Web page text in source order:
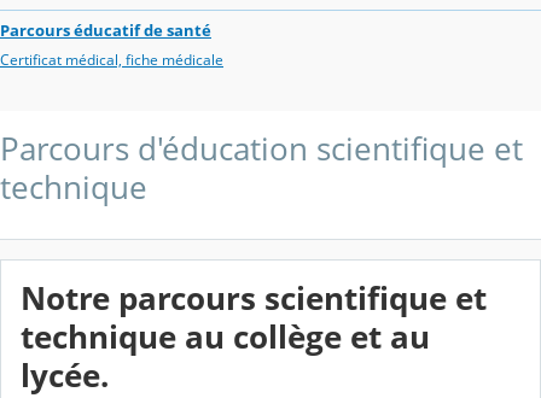
Parcours éducatif de santé
Certificat médical, fiche médicale
Parcours d'éducation scientifique et
technique
Notre parcours scientifique et
technique au collège et au
lycée.